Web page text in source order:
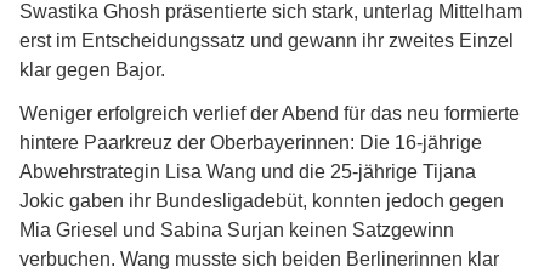
Swastika Ghosh präsentierte sich stark, unterlag Mittelham
erst im Entscheidungssatz und gewann ihr zweites Einzel
klar gegen Bajor.
Weniger erfolgreich verlief der Abend für das neu formierte
hintere Paarkreuz der Oberbayerinnen: Die 16-jährige
Abwehrstrategin Lisa Wang und die 25-jährige Tijana
Jokic gaben ihr Bundesligadebüt, konnten jedoch gegen
Mia Griesel und Sabina Surjan keinen Satzgewinn
verbuchen. Wang musste sich beiden Berlinerinnen klar